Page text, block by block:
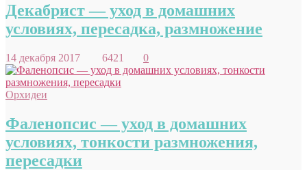
Декабрист — уход в домашних
условиях, пересадка, размножение
14 декабря 2017 6421 0
Орхидеи
Фаленопсис — уход в домашних
условиях, тонкости размножения,
пересадки